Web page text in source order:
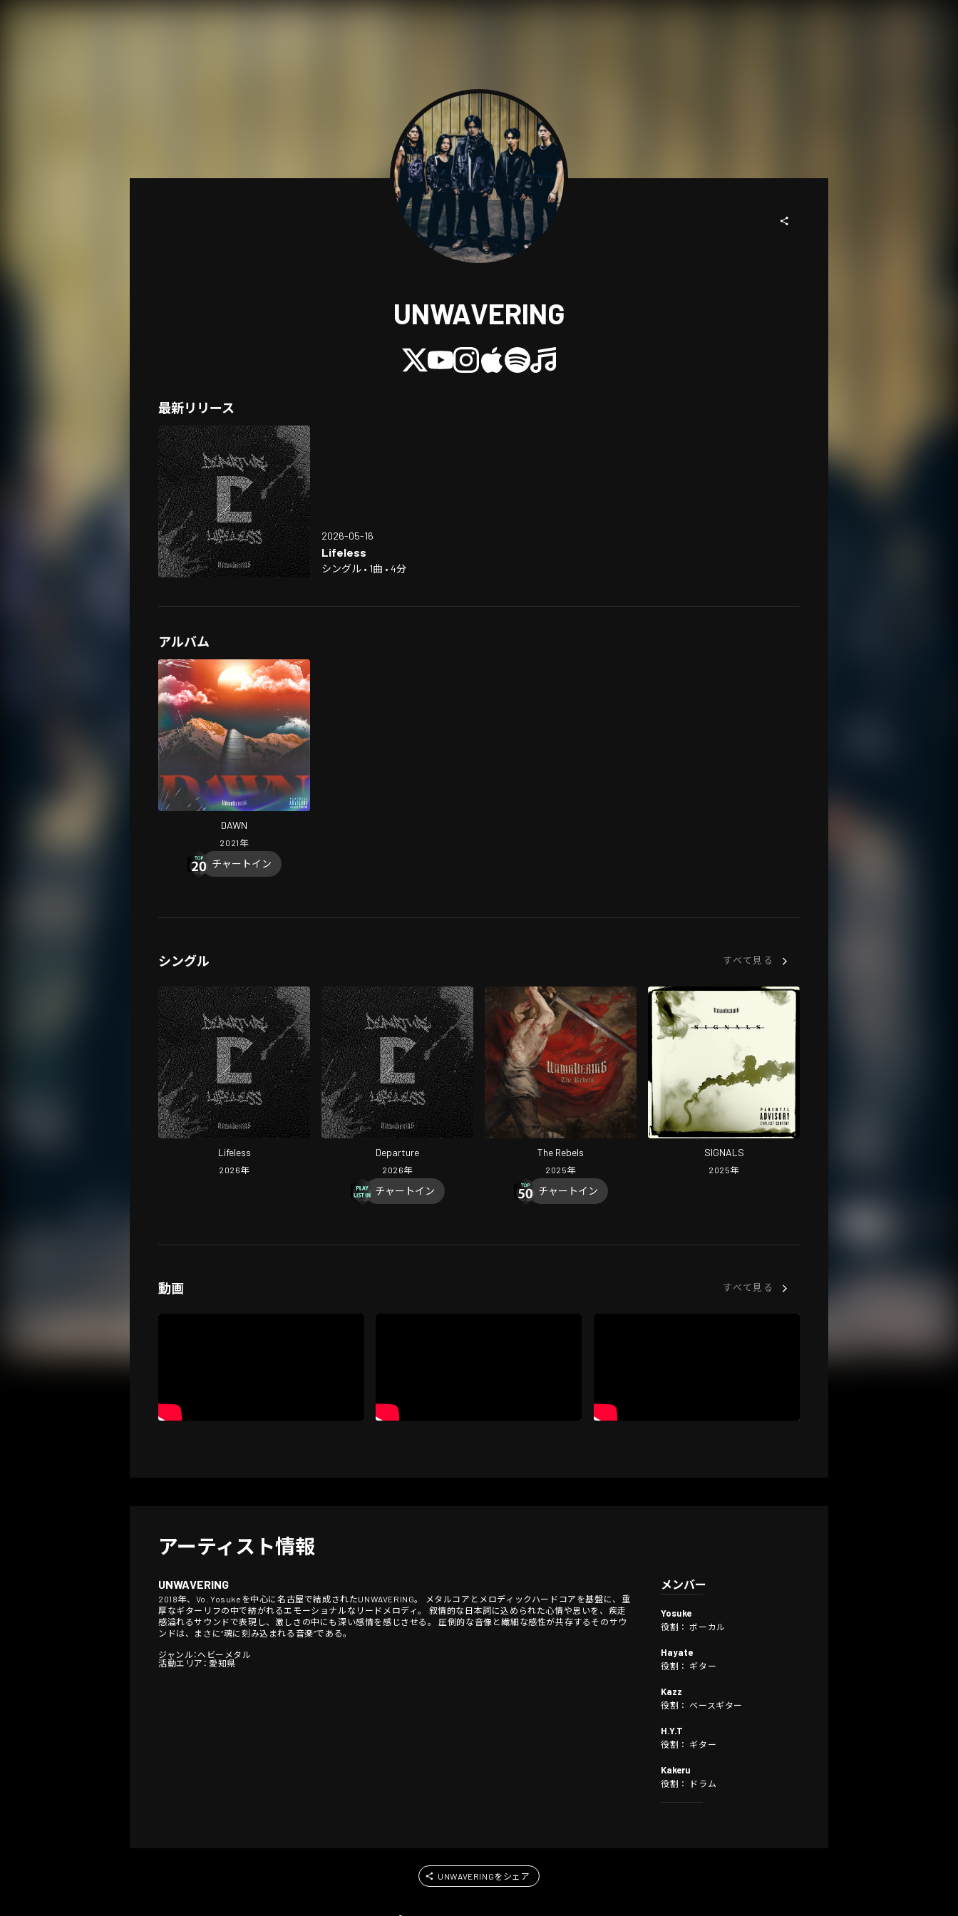
UNWAVERING
最新リリース
2026-05-16
Lifeless
シングル • 1曲 • 4分
アルバム
DAWN
2021 年
チャートイン
シングル すべて見る
Lifeless
2026年
Departure
2026年
チャートイン
The Rebels
2025年
チャートイン
SIGNALS
2025年
動画 すべて見る
アーティスト情報
UNWAVERING
2018年、Vo. Yosukeを中心に名古屋で結成されたUNWAVERING。 メタルコアとメロディックハードコアを基盤に、重
厚なギターリフの中で紡がれるエモーショナルなリードメロディ。 叙情的な日本詞に込められた心情や思いを、疾走
感溢れるサウンドで表現し、激しさの中にも深い感情を感じさせる。 圧倒的な音像と繊細な感性が共存するそのサウ
ンドは、まさに“魂に刻み込まれる音楽”である。
ジャンル：ヘビーメタル
活動エリア： 愛知県
メンバー
Yosuke
役割： ボーカル
Hayate
役割： ギター
Kazz
役割： ベースギター
H.Y.T
役割： ギター
Kakeru
役割： ドラム
UNWAVERINGをシェア